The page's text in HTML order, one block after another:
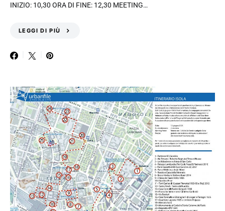
INIZIO: 10,30 ORA DI FINE: 12,30 MEETING…
LEGGI DI PIÙ